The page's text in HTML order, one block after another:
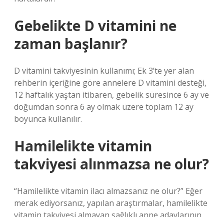
Gebelikte D vitamini ne
zaman başlanır?
D vitamini takviyesinin kullanımı; Ek 3’te yer alan
rehberin içeriğine göre annelere D vitamini desteği,
12 haftalık yaştan itibaren, gebelik süresince 6 ay ve
doğumdan sonra 6 ay olmak üzere toplam 12 ay
boyunca kullanılır.
Hamilelikte vitamin
takviyesi alınmazsa ne olur?
“Hamilelikte vitamin ilacı almazsanız ne olur?” Eğer
merak ediyorsanız, yapılan araştırmalar, hamilelikte